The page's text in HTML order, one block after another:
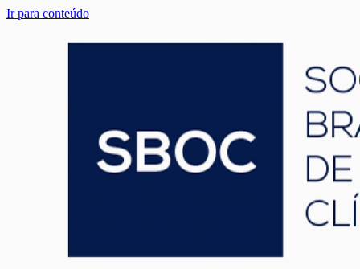
Ir para conteúdo